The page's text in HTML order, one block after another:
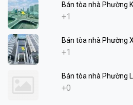
Bán tòa nhà Phường
+1
Bán tòa nhà Phường
+1
Bán tòa nhà Phường
+0